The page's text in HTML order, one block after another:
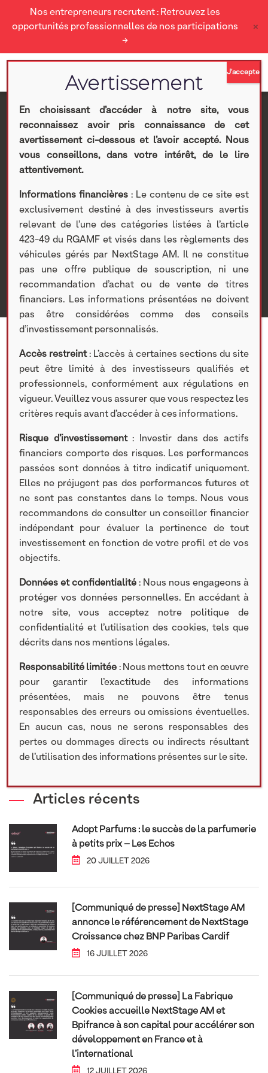
Nos entrepreneurs recrutent : Retrouvez les
opportunités professionnelles de nos participations
→
×
Cogra : Chiffre d’affaires
du 3ème trimestre
2019/2020
Nextstage AM> Actualités Nextstage AM >Nos
participations> Investissements cotés >
> Cogra :
Chiffre d’affaires du 3ème trimestre 2019/2020
27 MAI 2020
Participation concernée :Cogra
TÉLÉCHARGER LE DOCUMENT
Search
Catégories
Communiqué de presse
Recrutement
Nos participations
Lettre d'information
Vidéos
Articles récents
Adopt Parfums : le succès de la parfumerie
à petits prix – Les Echos
20 JUILLET 2026
[Communiqué de presse] NextStage AM
annonce le référencement de NextStage
Croissance chez BNP Paribas Cardif
16 JUILLET 2026
[Communiqué de presse] La Fabrique
Cookies accueille NextStage AM et
Bpifrance à son capital pour accélérer son
développement en France et à
l’international
12 JUILLET 2026
En choisissant d’accéder à notre site, vous
reconnaissez avoir pris connaissance de cet
avertissement ci-dessous et l’avoir accepté. Nous
vous conseillons, dans votre intérêt, de le lire
attentivement.
Informations financières : Le contenu de ce site est
exclusivement destiné à des investisseurs avertis
relevant de l’une des catégories listées à l’article
423-49 du RGAMF et visés dans les règlements des
véhicules gérés par NextStage AM. Il ne constitue
pas une offre publique de souscription, ni une
recommandation d’achat ou de vente de titres
financiers. Les informations présentées ne doivent
pas être considérées comme des conseils
d’investissement personnalisés.
Accès restreint: L’accès à certaines sections du site
peut être limité à des investisseurs qualifiés et
professionnels, conformément aux régulations en
vigueur. Veuillez vous assurer que vous respectez les
critères requis avant d’accéder à ces informations.
Risque d’investissement: Investir dans des actifs
financiers comporte des risques. Les performances
passées sont données à titre indicatif uniquement.
Elles ne préjugent pas des performances futures et
ne sont pas constantes dans le temps. Nous vous
recommandons de consulter un conseiller financier
indépendant pour évaluer la pertinence de tout
investissement en fonction de votre profil et de vos
objectifs.
Données et confidentialité : Nous nous engageons à
protéger vos données personnelles. En accédant à
notre site, vous acceptez notre politique de
confidentialité et l’utilisation des cookies, tels que
décrits dans nos mentions légales.
Responsabilité limitée : Nous mettons tout en œuvre
pour garantir l’exactitude des informations
présentées, mais ne pouvons être tenus
responsables des erreurs ou omissions éventuelles.
En aucun cas, nous ne serons responsables des
pertes ou dommages directs ou indirects résultant
de l’utilisation des informations présentes sur le site.